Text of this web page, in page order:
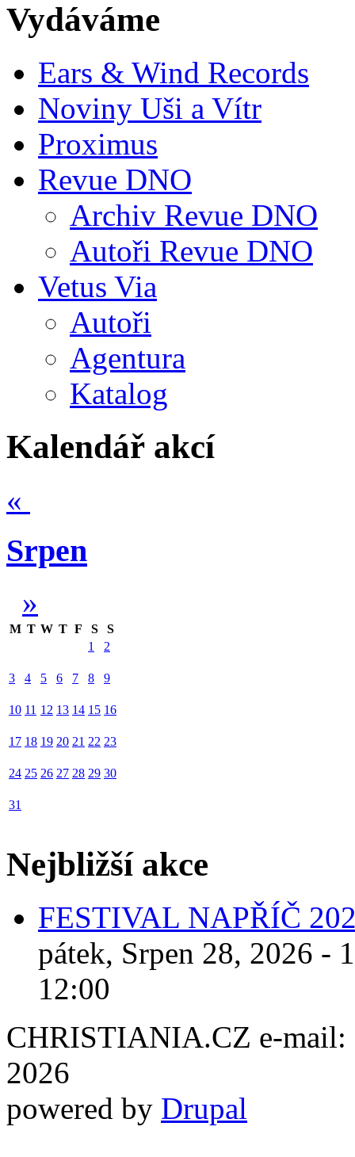
Vydáváme
Ears & Wind Records
Noviny Uši a Vítr
Proximus
Revue DNO
Archiv Revue DNO
Autoři Revue DNO
Vetus Via
Autoři
Agentura
Katalog
Kalendář akcí
«
Srpen
»
M T W T F S
S
1
2
3 4 5 6 7 8 9
10 11 12 13 14 15 16
17 18 19 20 21 22 23
24 25 26 27 28 29 30
31
Nejbližší akce
FESTIVAL NAPŘÍČ
pátek, Srpen 28, 2026 -
12:00
CHRISTIANIA.CZ e-mail:
2026
powered by Drupal